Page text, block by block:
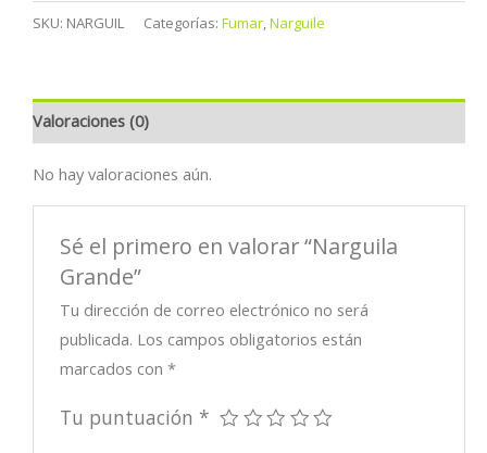
SKU: NARGUIL Categorías: Fumar Narguile
Valoraciones (0)
No hay valoraciones aún.
Sé el primero en valorar “Narguila
Grande”
Tu dirección de correo electrónico no será
publicada. Los campos obligatorios están
marcados con*
Tu puntuación *